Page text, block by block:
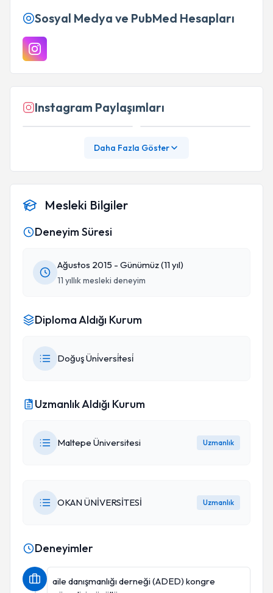
Sosyal Medya ve PubMed Hesapları
Instagram Paylaşımları
Daha Fazla Göster
Mesleki Bilgiler
Deneyim Süresi
Ağustos 2015 - Günümüz (11 yıl)
11 yıllık mesleki deneyim
Diploma Aldığı Kurum
Doğuş Üni̇versi̇tesi̇
Uzmanlık Aldığı Kurum
Maltepe Üniversitesi Uzmanlık
OKAN ÜNİVERSİTESİ Uzmanlık
Deneyimler
aile danışmanlığı derneği (ADED) kongre